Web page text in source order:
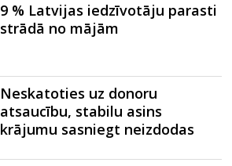
9 % Latvijas iedzīvotāju parasti
strādā no mājām
Neskatoties uz donoru
atsaucību, stabilu asins
krājumu sasniegt neizdodas